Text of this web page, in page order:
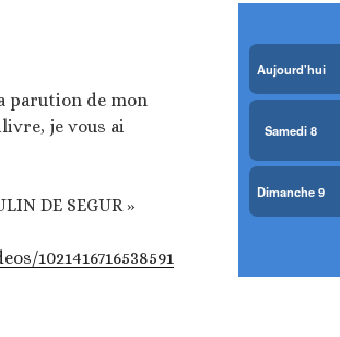
parution de mon
je vous ai
DE SEGUR »
1021416716538591